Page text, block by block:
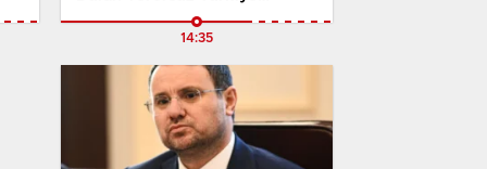
Hedefinde Tarihî Adım
Atıldığını Açıkladı
14:35